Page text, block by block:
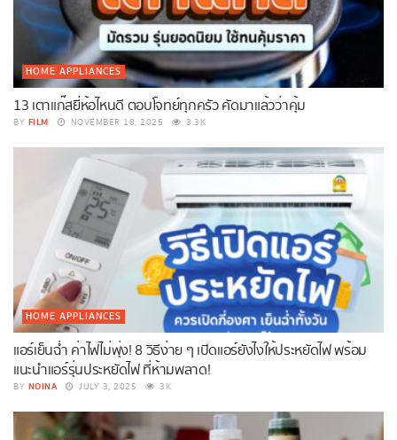
HOME APPLIANCES
13 เตาแก๊สยี่ห้อไหนดี ตอบโจทย์ทุกครัว คัดมาแล้วว่าคุ้ม
BY FILM NOVEMBER 18, 2025 3.3K
HOME APPLIANCES
แอร์เย็นฉ่ำ ค่าไฟไม่พุ่ง! 8 วิธีง่าย ๆ เปิดแอร์ยังไงให้ประหยัดไฟ พร้อม
แนะนำแอร์รุ่นประหยัดไฟ ที่ห้ามพลาด!
BY NOINA JULY 3, 2025 3K